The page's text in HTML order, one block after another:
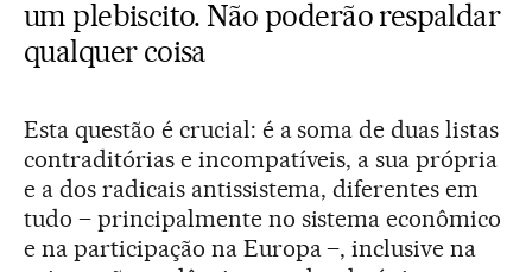
um plebiscito. Não poderão respaldar
qualquer coisa
Esta questão é crucial: é a soma de duas listas
contraditórias e incompatíveis, a sua própria
e a dos radicais antissistema, diferentes em
tudo – principalmente no sistema econômico
e na participação na Europa –, inclusive na